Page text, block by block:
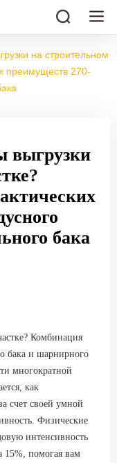
на строительном
преимуществ 270-
выгрузки
бака
Комбинация
бака и шарнирного
многократной
как
счет своей умной
Физические
интенсивность
15%, помогая вам